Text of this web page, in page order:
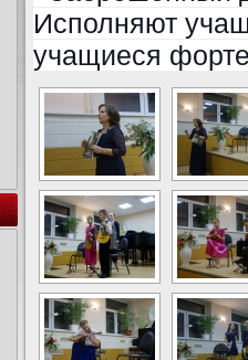
Исполняют
учащиеся